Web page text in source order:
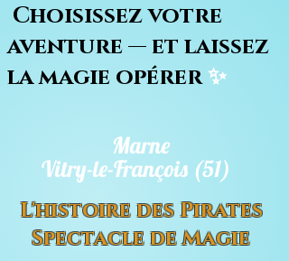
Choisissez votre
aventure — et laissez
la magie opérer✨
Vitry-le-François (51)
Marne
L'histoire des Pirates
Spectacle de Magie